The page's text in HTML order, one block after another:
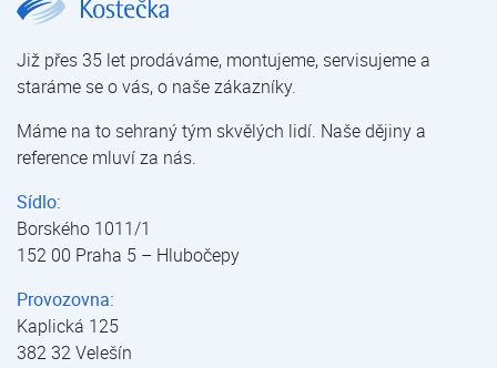
Již přes 35 let prodáváme, montujeme, servisujeme a
staráme se o vás, o naše zákazníky.
Máme na to sehraný tým skvělých lidí. Naše dějiny a
reference mluví za nás.
Sídlo:
Borského 1011/1
152 00 Praha 5 – Hlubočepy
Provozovna:
Kaplická 125
382 32 Velešín